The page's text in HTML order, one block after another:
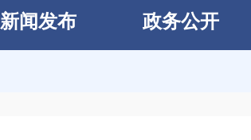
新闻发布 政务公开